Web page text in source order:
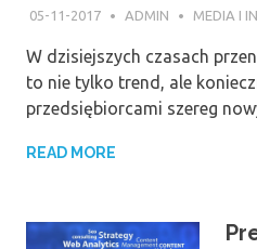
05-11-2017 ADMIN MEDIA I
W dzisiejszych czasach
to nie tylko trend, ale
przedsiębiorcami szereg
READ MORE